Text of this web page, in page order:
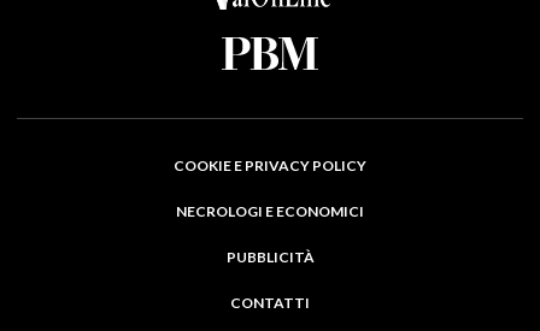
COOKIE E PRIVACY POLICY
NECROLOGI E ECONOMICI
PUBBLICITÀ
CONTATTI